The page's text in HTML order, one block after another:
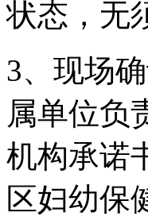
状态，无
3、现场
属单位负
机构承诺
区妇幼保